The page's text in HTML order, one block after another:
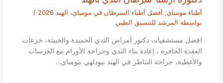
أطباء مومباي, أفضل أطباء السرطان في مومباي، الهند 2026
/
بواسطة المرشد للتنسيق الطبي
افضل مستشفيات دكتور أمراض الثدي الحميدة والخبيثة، خزعات
العقدة الخافرة ، إعادة بناء الثدي وجراحة الأورام مع الغرسات
والأغطية، جراحة التناظر في الهند نيودلهي مومباي…